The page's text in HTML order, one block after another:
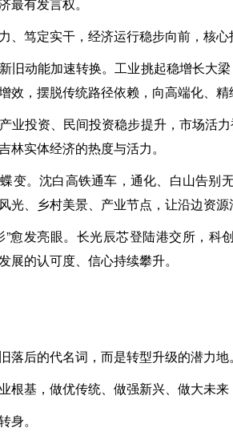
、笃定实干，经济运行稳步向前，核心
旧动能加速转换。工业挑起稳增长大
效，摆脱传统路径依赖，向高端化、精
业投资、民间投资稳步提升，市场活
林实体经济的热度与活力。
变。沈白高铁通车，通化、白山告别
光、乡村美景、产业节点，让沿边资源
”愈发亮眼。长光辰芯登陆港交所，
展的认可度、信心持续攀升。
落后的代名词，而是转型升级的潜力地。
根基，做优传统、做强新兴、做大未
身。